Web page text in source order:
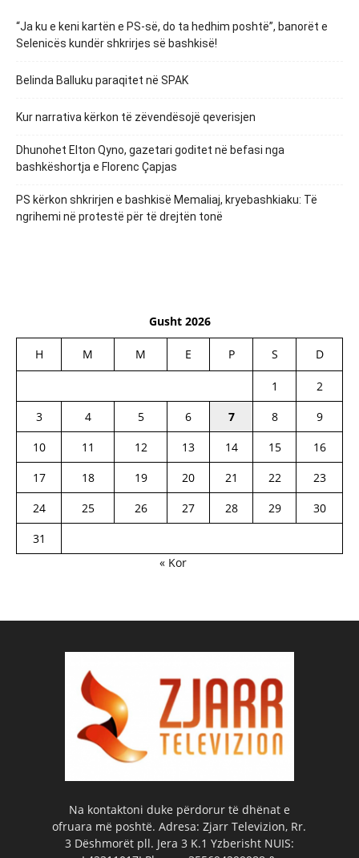
“Ja ku e keni kartën e PS-së, do ta hedhim poshtë”, banorët e
Selenicës kundër shkrirjes së bashkisë!
Belinda Balluku paraqitet në SPAK
Kur narrativa kërkon të zëvendësojë qeverisjen
Dhunohet Elton Qyno, gazetari goditet në befasi nga
bashkëshortja e Florenc Çapjas
PS kërkon shkrirjen e bashkisë Memaliaj, kryebashkiaku: Të
ngrihemi në protestë për të drejtën tonë
Gusht 2026
H M M E P S D
1
2
3
4 5 6 7 8
9
10
11 12 13 14 15
16
17
18 19 20 21 22
23
24
25 26 27 28 29
30
31
« Kor
Na kontaktoni duke përdorur të dhënat e
ofruara më poshtë. Adresa: Zjarr Televizion, Rr.
3 Dëshmorët pll. Jera 3 K.1 Yzberisht NUIS: